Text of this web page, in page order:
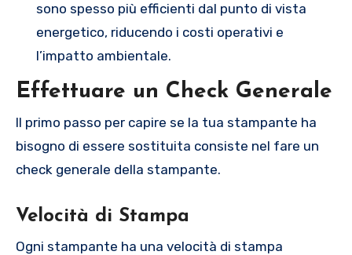
sono spesso più efficienti dal punto di vista
energetico, riducendo i costi operativi e
l’impatto ambientale.
Effettuare un Check Generale
Il primo passo per capire se la tua stampante ha
bisogno di essere sostituita consiste nel fare un
check generale della stampante.
Velocità di Stampa
Ogni stampante ha una velocità di stampa